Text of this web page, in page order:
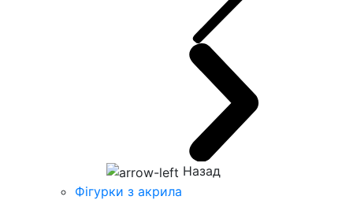
Назад
Фігурки з акрила